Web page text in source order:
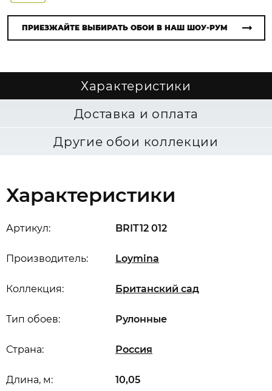
ПРИЕЗЖАЙТЕ ВЫБИРАТЬ ОБОИ В НАШ ШОУ-РУМ
Характеристики
Доставка и оплата
Другие обои коллекции
Характеристики
Артикул: BRIT12 012
Производитель: Loymina
Коллекция: Британский сад
Длина, м: 10,05
Страна: Россия
Тип обоев: Рулонные